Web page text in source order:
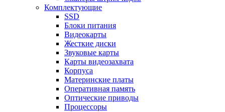
Комплектующие
SSD
Блоки питания
Видеокарты
Жесткие диски
Звуковые карты
Карты видеозахвата
Корпуса
Материнские платы
Оперативная память
Оптические приводы
Процессоры